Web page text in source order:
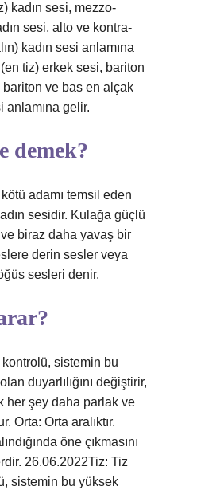
kadın sesi, mezzo-
sesi, alto ve kontra-
kadın sesi anlamına
tiz) erkek sesi, bariton
ve bas en alçak
anlamına gelir.
demek?
adamı temsil eden
sesidir. Kulağa güçlü
biraz daha yavaş bir
derin sesler veya
sesleri denir.
sistemin bu
duyarlılığını değiştirir,
her şey daha parlak ve
Orta: Orta aralıktır.
öne çıkmasını
26.06.2022Tiz: Tiz
sistemin bu yüksek